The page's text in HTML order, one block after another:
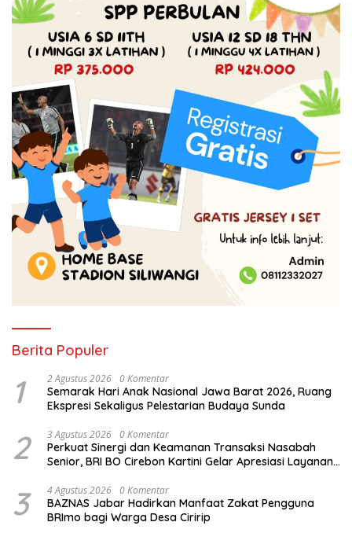
Berita Populer
1 2 Agustus 2026 0 Komentar
Semarak Hari Anak Nasional Jawa Barat 2026, Ruang
Ekspresi Sekaligus Pelestarian Budaya Sunda
2 3 Agustus 2026 0 Komentar
Perkuat Sinergi dan Keamanan Transaksi Nasabah
Senior, BRI BO Cirebon Kartini Gelar Apresiasi Layanan
3 4 Agustus 2026 0 Komentar
BAZNAS Jabar Hadirkan Manfaat Zakat Pengguna
BRImo bagi Warga Desa Ciririp